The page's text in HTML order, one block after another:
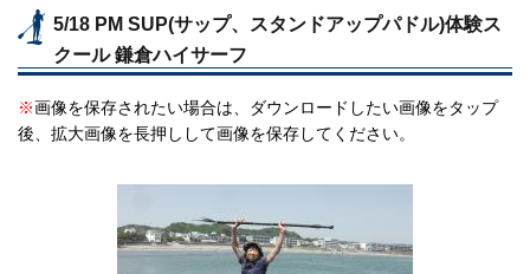
5/18 PM SUP(サップ、スタンドアップパドル)体験ス
クール 鎌倉ハイサーフ
※画像を保存されたい場合は、ダウンロードしたい画像をタップ
後、拡大画像を長押しして画像を保存してください。